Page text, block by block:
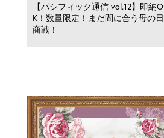
【パシフィック通信 vol.12】即納O
K！数量限定！まだ間に合う母の日
商戦！